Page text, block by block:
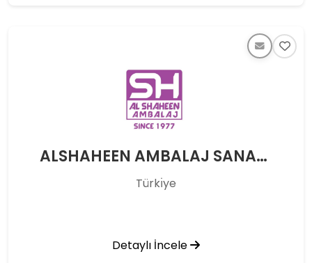
ALSHAHEEN AMBALAJ SANAYİ VE TİCARET ANONİM ŞİRKETİ
Türkı̇ye
Detaylı İncele